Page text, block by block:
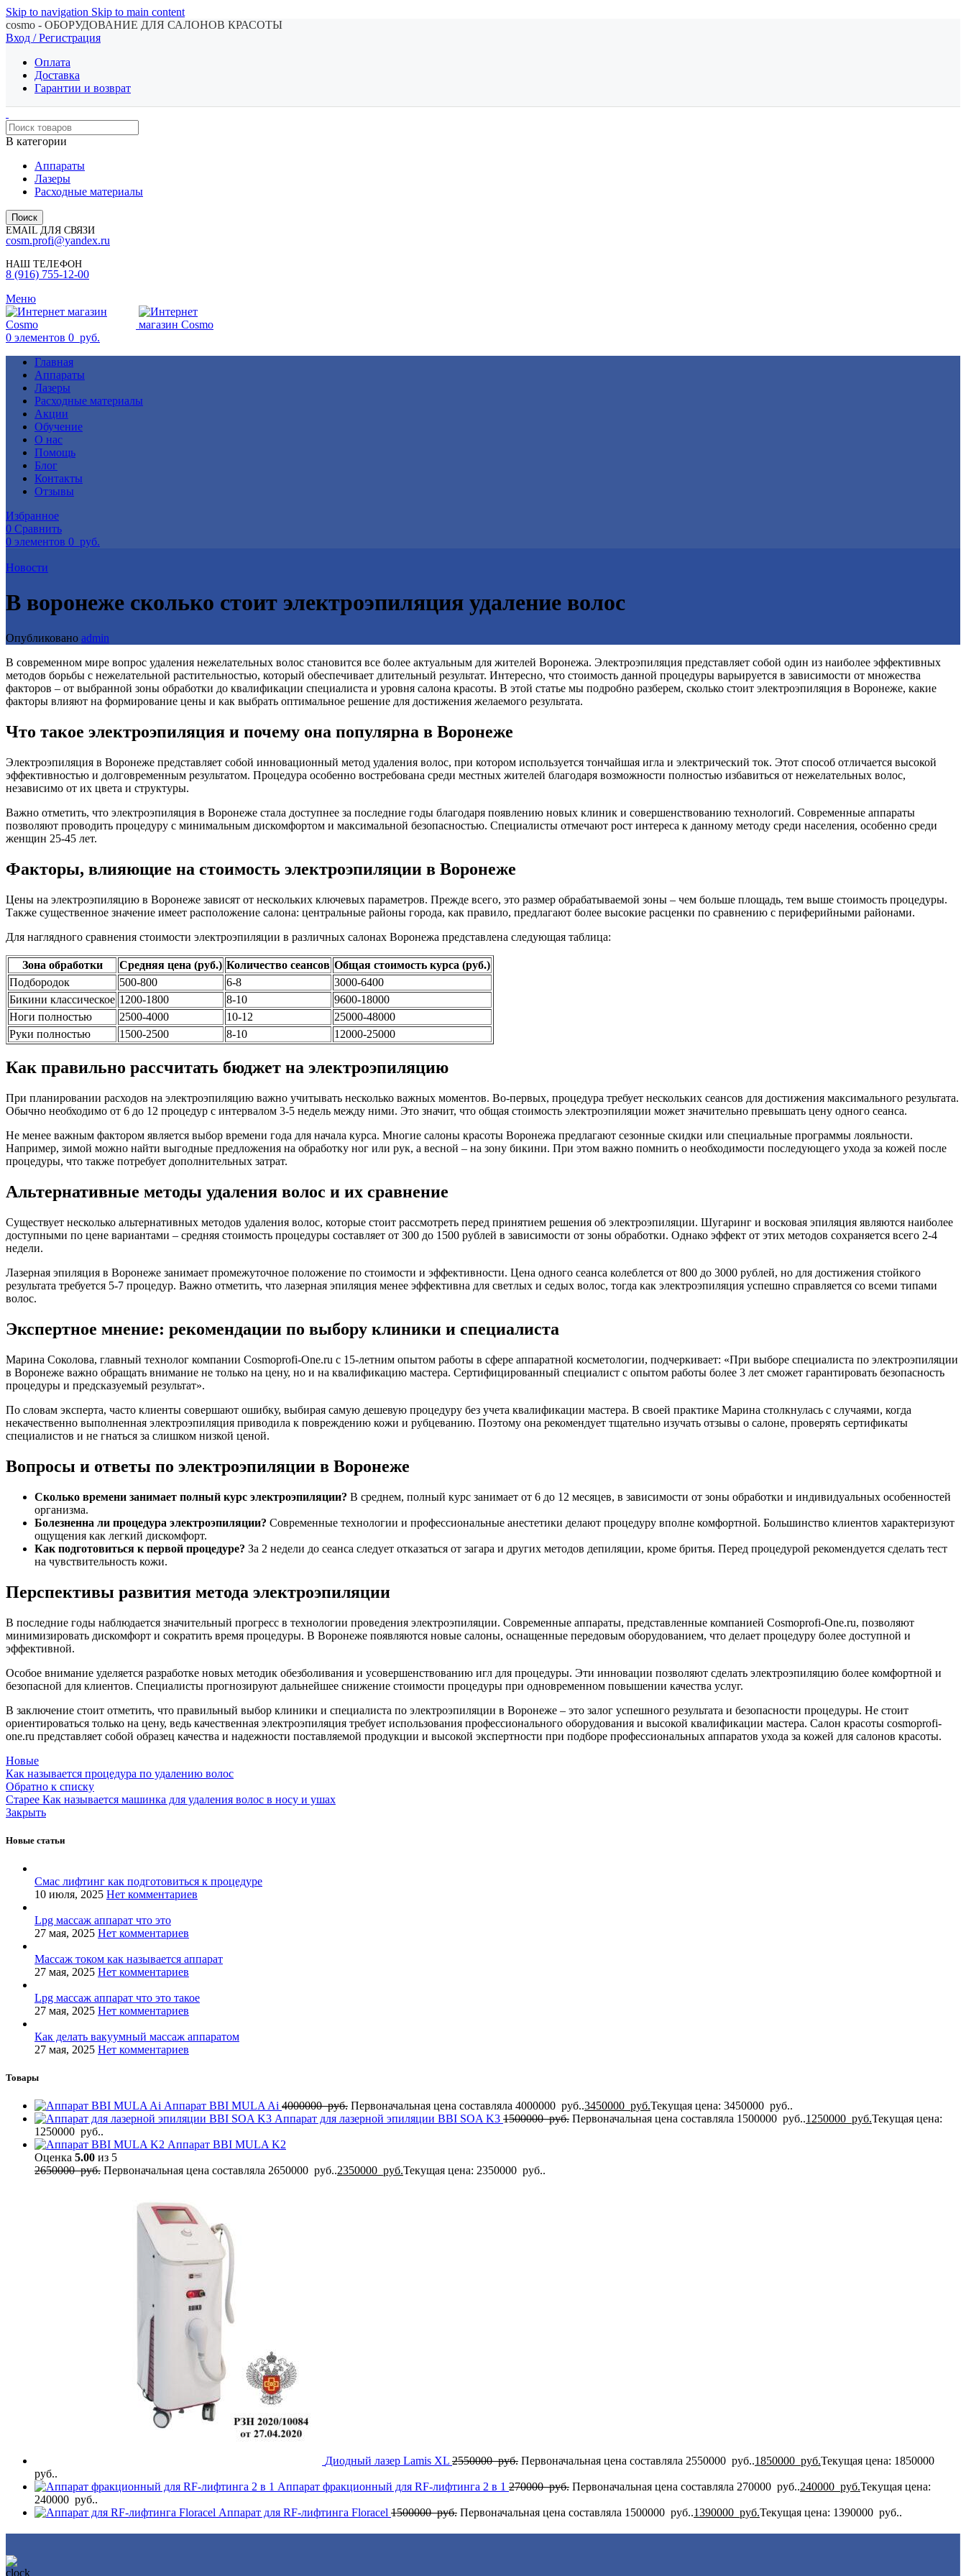
Skip to navigation Skip to main content
cosmo - ОБОРУДОВАНИЕ ДЛЯ САЛОНОВ КРАСОТЫ
Вход / Регистрация
Оплата
Доставка
Гарантии и возврат
В категории
Аппараты
Лазеры
Расходные материалы
Поиск
EMAIL ДЛЯ СВЯЗИ
cosm.profi@yandex.ru
НАШ ТЕЛЕФОН
8 (916) 755-12-00
Меню
0 элементов 0 руб.
Главная
Аппараты
Лазеры
Расходные материалы
Акции
Обучение
О нас
Помощь
Блог
Контакты
Отзывы
Избранное
0 Сравнить
0 элементов 0 руб.
Новости
В воронеже сколько стоит электроэпиляция удаление волос
Опубликовано admin
В современном мире вопрос удаления нежелательных волос становится все более актуальным для жителей Воронежа. Электроэпиляция представляет собой один из наиболее эффективных
методов борьбы с нежелательной растительностью, который обеспечивает длительный результат. Интересно, что стоимость данной процедуры варьируется в зависимости от множества
факторов – от выбранной зоны обработки до квалификации специалиста и уровня салона красоты. В этой статье мы подробно разберем, сколько стоит электроэпиляция в Воронеже, какие
факторы влияют на формирование цены и как выбрать оптимальное решение для достижения желаемого результата.
Что такое электроэпиляция и почему она популярна в Воронеже
Электроэпиляция в Воронеже представляет собой инновационный метод удаления волос, при котором используется тончайшая игла и электрический ток. Этот способ отличается высокой
эффективностью и долговременным результатом. Процедура особенно востребована среди местных жителей благодаря возможности полностью избавиться от нежелательных волос,
независимо от их цвета и структуры.
Важно отметить, что электроэпиляция в Воронеже стала доступнее за последние годы благодаря появлению новых клиник и совершенствованию технологий. Современные аппараты
позволяют проводить процедуру с минимальным дискомфортом и максимальной безопасностью. Специалисты отмечают рост интереса к данному методу среди населения, особенно среди
женщин 25-45 лет.
Факторы, влияющие на стоимость электроэпиляции в Воронеже
Цены на электроэпиляцию в Воронеже зависят от нескольких ключевых параметров. Прежде всего, это размер обрабатываемой зоны – чем больше площадь, тем выше стоимость процедуры.
Также существенное значение имеет расположение салона: центральные районы города, как правило, предлагают более высокие расценки по сравнению с периферийными районами.
Для наглядного сравнения стоимости электроэпиляции в различных салонах Воронежа представлена следующая таблица:
Зона обработки Средняя цена (руб.) Количество сеансов Общая стоимость курса (руб.)
Подбородок
500-800 6-8
3000-6400
Бикини классическое 1200-1800 8-10
9600-18000
Ноги полностью
2500-4000 10-12
25000-48000
Руки полностью
1500-2500 8-10 12000-25000
Как правильно рассчитать бюджет на электроэпиляцию
При планировании расходов на электроэпиляцию важно учитывать несколько важных моментов. Во-первых, процедура требует нескольких сеансов для достижения максимального результата.
Обычно необходимо от 6 до 12 процедур с интервалом 3-5 недель между ними. Это значит, что общая стоимость электроэпиляции может значительно превышать цену одного сеанса.
Не менее важным фактором является выбор времени года для начала курса. Многие салоны красоты Воронежа предлагают сезонные скидки или специальные программы лояльности.
Например, зимой можно найти выгодные предложения на обработку ног или рук, а весной – на зону бикини. При этом важно помнить о необходимости последующего ухода за кожей после
процедуры, что также потребует дополнительных затрат.
Альтернативные методы удаления волос и их сравнение
Существует несколько альтернативных методов удаления волос, которые стоит рассмотреть перед принятием решения об электроэпиляции. Шугаринг и восковая эпиляция являются наиболее
доступными по цене вариантами – средняя стоимость процедуры составляет от 300 до 1500 рублей в зависимости от зоны обработки. Однако эффект от этих методов сохраняется всего 2-4
недели.
Лазерная эпиляция в Воронеже занимает промежуточное положение по стоимости и эффективности. Цена одного сеанса колеблется от 800 до 3000 рублей, но для достижения стойкого
результата требуется 5-7 процедур. Важно отметить, что лазерная эпиляция менее эффективна для светлых и седых волос, тогда как электроэпиляция успешно справляется со всеми типами
волос.
Экспертное мнение: рекомендации по выбору клиники и специалиста
Марина Соколова, главный технолог компании Cosmoprofi-One.ru с 15-летним опытом работы в сфере аппаратной косметологии, подчеркивает: «При выборе специалиста по электроэпиляции
в Воронеже важно обращать внимание не только на цену, но и на квалификацию мастера. Сертифицированный специалист с опытом работы более 3 лет сможет гарантировать безопасность
процедуры и предсказуемый результат».
По словам эксперта, часто клиенты совершают ошибку, выбирая самую дешевую процедуру без учета квалификации мастера. В своей практике Марина столкнулась с случаями, когда
некачественно выполненная электроэпиляция приводила к повреждению кожи и рубцеванию. Поэтому она рекомендует тщательно изучать отзывы о салоне, проверять сертификаты
специалистов и не гнаться за слишком низкой ценой.
Вопросы и ответы по электроэпиляции в Воронеже
Сколько времени занимает полный курс электроэпиляции? В среднем, полный курс занимает от 6 до 12 месяцев, в зависимости от зоны обработки и индивидуальных особенностей
организма.
Болезненна ли процедура электроэпиляции? Современные технологии и профессиональные анестетики делают процедуру вполне комфортной. Большинство клиентов характеризуют
ощущения как легкий дискомфорт.
Как подготовиться к первой процедуре? За 2 недели до сеанса следует отказаться от загара и других методов депиляции, кроме бритья. Перед процедурой рекомендуется сделать тест
на чувствительность кожи.
Перспективы развития метода электроэпиляции
В последние годы наблюдается значительный прогресс в технологии проведения электроэпиляции. Современные аппараты, представленные компанией Cosmoprofi-One.ru, позволяют
минимизировать дискомфорт и сократить время процедуры. В Воронеже появляются новые салоны, оснащенные передовым оборудованием, что делает процедуру более доступной и
эффективной.
Особое внимание уделяется разработке новых методик обезболивания и усовершенствованию игл для процедуры. Эти инновации позволяют сделать электроэпиляцию более комфортной и
безопасной для клиентов. Специалисты прогнозируют дальнейшее снижение стоимости процедуры при одновременном повышении качества услуг.
В заключение стоит отметить, что правильный выбор клиники и специалиста по электроэпиляции в Воронеже – это залог успешного результата и безопасности процедуры. Не стоит
ориентироваться только на цену, ведь качественная электроэпиляция требует использования профессионального оборудования и высокой квалификации мастера. Салон красоты cosmoprofi-
one.ru представляет собой образец качества и надежности поставляемой продукции и высокой экспертности при подборе профессиональных аппаратов ухода за кожей для салонов красоты.
Новые
Как называется процедура по удалению волос
Обратно к списку
Старее Как называется машинка для удаления волос в носу и ушах
Закрыть
Новые статьи
Смас лифтинг как подготовиться к процедуре
10 июля, 2025 Нет комментариев
Lpg массаж аппарат что это
27 мая, 2025 Нет комментариев
Массаж током как называется аппарат
27 мая, 2025 Нет комментариев
Lpg массаж аппарат что это такое
27 мая, 2025 Нет комментариев
Как делать вакуумный массаж аппаратом
27 мая, 2025 Нет комментариев
Товары
Аппарат BBI MULA Ai 4000000руб. Первоначальная цена составляла 4000000 руб..3450000 руб.Текущая цена: 3450000 руб..
Аппарат для лазерной эпиляции BBI SOA K3 1500000руб. Первоначальная цена составляла 1500000 руб..1250000 руб.Текущая цена:
1250000 руб..
Аппарат BBI MULA K2
Оценка 5.00 из 5
2650000руб. Первоначальная цена составляла 2650000 руб..2350000 руб.Текущая цена: 2350000 руб..
Диодный лазер Lamis XL 2550000руб. Первоначальная цена составляла 2550000 руб..1850000 руб.Текущая цена: 1850000
руб..
Аппарат фракционный для RF-лифтинга 2 в 1 270000руб. Первоначальная цена составляла 270000 руб..240000 руб.Текущая цена:
240000 руб..
Аппарат для RF-лифтинга Flоrасеl 1500000руб. Первоначальная цена составляла 1500000 руб..1390000 руб.Текущая цена: 1390000 руб..